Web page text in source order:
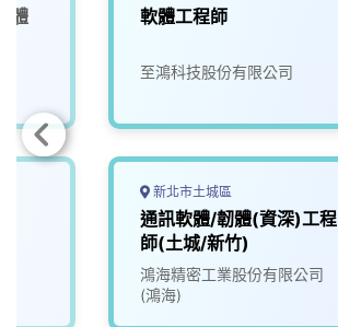
體 軟體工程師
至鴻科技股份有限公司
新北市土城區
通訊軟體/韌體(資深)工程
師(土城/新竹)
鴻海精密工業股份有限公司
(鴻海)